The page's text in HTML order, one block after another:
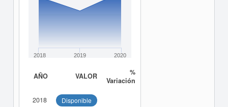
2018 2019 2020
AÑO VALOR
%
Variación
2018 Disponible